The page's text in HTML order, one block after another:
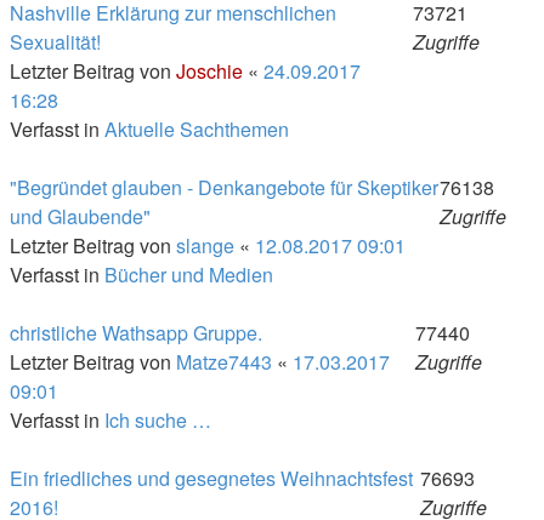
Nashville Erklärung zur menschlichen
Sexualität!
Letzter Beitrag von Joschie « 24.09.2017
16:28
Verfasst in Aktuelle Sachthemen
73721
Zugriffe
"Begründet glauben - Denkangebote für Skeptiker
und Glaubende"
Letzter Beitrag von slange « 12.08.2017 09:01
Verfasst in Bücher und Medien
76138
Zugriffe
christliche Wathsapp Gruppe.
Letzter Beitrag von Matze7443 « 17.03.2017
09:01
Verfasst in Ich suche …
77440
Zugriffe
Ein friedliches und gesegnetes Weihnachtsfest
2016!
76693
Zugriffe